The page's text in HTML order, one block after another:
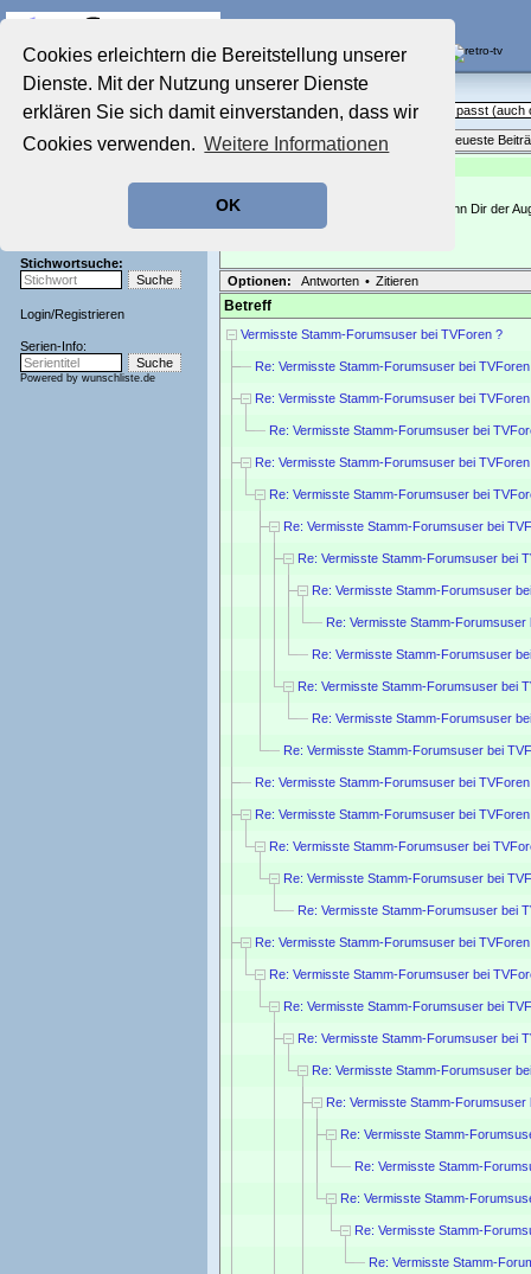
Cookies erleichtern die Bereitstellung unserer
Dienste. Mit der Nutzung unserer Dienste
erklären Sie sich damit einverstanden, dass wir
Cookies verwenden. Weitere Informationen
OK
Startseite
Aktuelles Forum
Film-Forum
Zeichentrick-Forum
Stichwortsuche:
Login/Registrieren
Serien-Info:
Powered by wunschliste.de
Sendeschluss!
Off Topic - Alles, was woanders nicht passt (auch
Themenübersicht • Neues Thema
Neueste
geschrieben von:
Weiterhin alles Gute, und hoffentlich kann Dir der
Optionen: Antworten • Zitieren
Betreff
Vermisste Stamm-Forumsuser bei TVForen ?
Re: Vermisste Stamm-Forumsuser bei
Re: Vermisste Stamm-Forumsuser bei
Re: Vermisste Stamm-Forumsuser bei
Re: Vermisste Stamm-Forumsuser bei
Re: Vermisste Stamm-Forumsuser bei
Re: Vermisste Stamm-Forumsuser bei
Re: Vermisste Stamm-Forumsuser bei
Re: Vermisste Stamm-Forumsuser
Re: Vermisste Stamm-Forumsuser
Re: Vermisste Stamm-Forumsuser
Re: Vermisste Stamm-Forumsuser bei
Re: Vermisste Stamm-Forumsuser
Re: Vermisste Stamm-Forumsuser bei
Re: Vermisste Stamm-Forumsuser bei
Re: Vermisste Stamm-Forumsuser bei
Re: Vermisste Stamm-Forumsuser bei
Re: Vermisste Stamm-Forumsuser bei
Re: Vermisste Stamm-Forumsuser bei
Re: Vermisste Stamm-Forumsuser bei
Re: Vermisste Stamm-Forumsuser bei
Re: Vermisste Stamm-Forumsuser bei
Re: Vermisste Stamm-Forumsuser bei
Re: Vermisste Stamm-Forumsuser
Re: Vermisste Stamm-Forumsuser
Re: Vermisste Stamm-
Re: Vermisste Stamm-
Re: Vermisste Stamm-
Re: Vermisste Stamm-
Re: Vermisste Stamm-